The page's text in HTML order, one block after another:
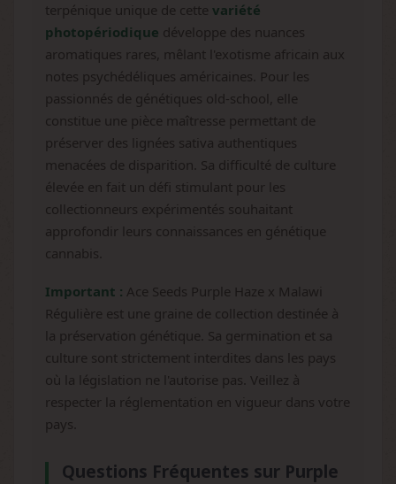
terpénique unique de cette variété
photopériodique développe des nuances
aromatiques rares, mêlant l'exotisme africain aux
notes psychédéliques américaines. Pour les
passionnés de génétiques old-school, elle
constitue une pièce maîtresse permettant de
préserver des lignées sativa authentiques
menacées de disparition. Sa difficulté de culture
élevée en fait un défi stimulant pour les
collectionneurs expérimentés souhaitant
approfondir leurs connaissances en génétique
cannabis.
Important : Ace Seeds Purple Haze x Malawi
Régulière est une graine de collection destinée à
la préservation génétique. Sa germination et sa
culture sont strictement interdites dans les pays
où la législation ne l'autorise pas. Veillez à
respecter la réglementation en vigueur dans votre
pays.
Questions Fréquentes sur Purple